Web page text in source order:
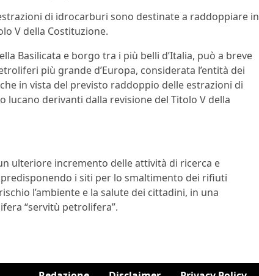
di idrocarburi sono destinate a raddoppiare in
V della Costituzione.
Basilicata e borgo tra i più belli d’Italia, può a breve
più grande d’Europa, considerata l’entità dei
in vista del previsto raddoppio delle estrazioni di
derivanti dalla revisione del Titolo V della
ulteriore incremento delle attività di ricerca e
i siti per lo smaltimento dei rifiuti
l’ambiente e la salute dei cittadini, in una
“servitù petrolifera”.